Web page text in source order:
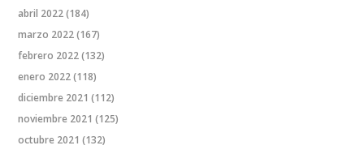
abril 2022(184)
marzo 2022(167)
febrero 2022(132)
enero 2022(118)
diciembre 2021 (112)
noviembre 2021 (125)
octubre 2021 (132)